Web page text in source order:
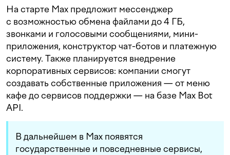
На старте Max предложит мессенджер
с возможностью обмена файлами до 4 ГБ,
звонками и голосовыми сообщениями, мини-
приложения, конструктор чат-ботов и платежную
систему. Также планируется внедрение
корпоративных сервисов: компании смогут
создавать собственные приложения — от меню
кафе до сервисов поддержки — на базе Max Bot
API.
В дальнейшем в Max появятся
государственные и повседневные сервисы,